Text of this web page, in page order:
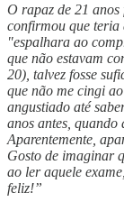
O rapaz de 21 anos
confirmou que teria
"espalhara ao
que não estavam
20), talvez fosse
que não me cingi
angustiado até
anos antes,
Aparentemente,
Gosto de imaginar
ao ler aquele
feliz!”